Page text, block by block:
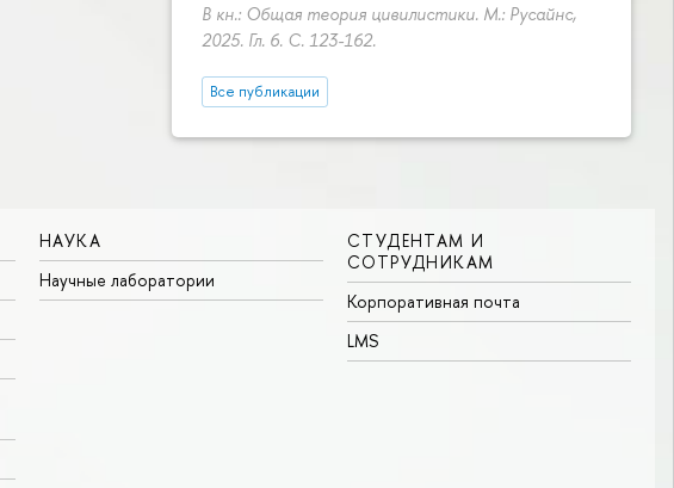
В кн.: Общая теория цивилистики. М.: Русайнс,
2025. Гл. 6. С. 123-162.
Все публикации
НАУКА
Научные лаборатории
СТУДЕНТАМ И
СОТРУДНИКАМ
Корпоративная почта
LMS